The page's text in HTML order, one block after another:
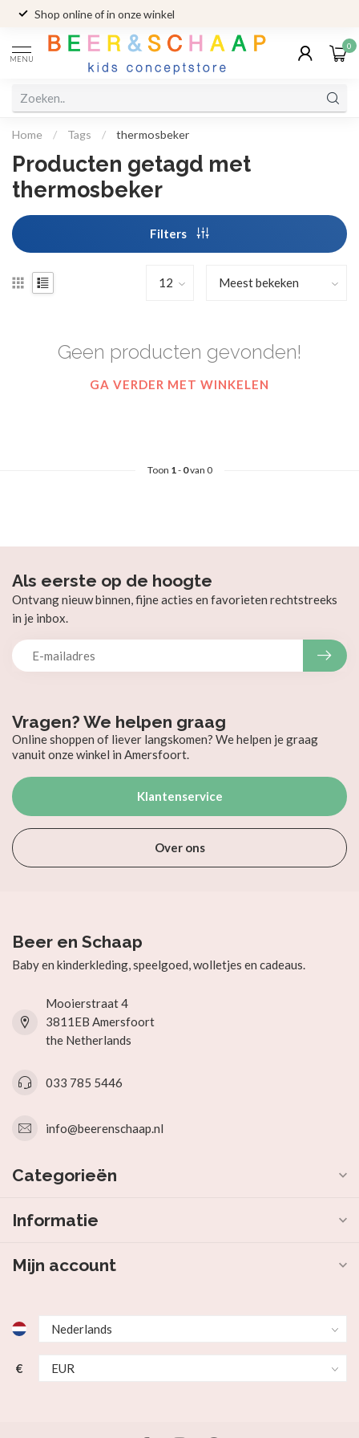
Shop online of in onze winkel
MENU
0
Home / Tags / thermosbeker
Producten getagd met
thermosbeker
Filters
Geen producten gevonden!
GA VERDER MET WINKELEN
Toon 1- 0van 0
Vragen? We helpen graag
Online shoppen of liever langskomen? We helpen je graag
vanuit onze winkel in Amersfoort.
Klantenservice
Over ons
Als eerste op de hoogte
Ontvang nieuw binnen, fijne acties en favorieten rechtstreeks
in je inbox.
Beer en Schaap
Baby en kinderkleding, speelgoed, wolletjes en cadeaus.
Mooierstraat 4
3811EB Amersfoort
the Netherlands
033 785 5446
info@beerenschaap.nl
Categorieën
Informatie
Mijn account
€